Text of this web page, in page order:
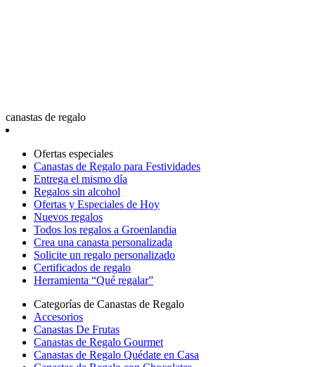
canastas de regalo
Ofertas especiales
Canastas de Regalo para Festividades
Entrega el mismo día
Regalos sin alcohol
Ofertas y Especiales de Hoy
Nuevos regalos
Todos los regalos a Groenlandia
Crea una canasta personalizada
Solicite un regalo personalizado
Certificados de regalo
Herramienta “Qué regalar”
Categorías de Canastas de Regalo
Accesorios
Canastas De Frutas
Canastas de Regalo Gourmet
Canastas de Regalo Quédate en Casa